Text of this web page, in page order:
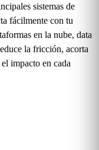
sistemas de
fácilmente con tu
en la nube, data
la fricción, acorta
impacto en cada